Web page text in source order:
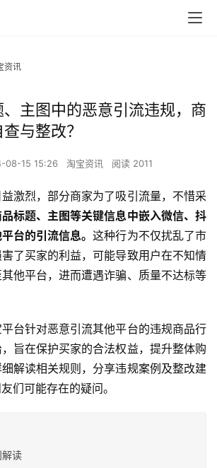
资讯
主图中的恶意引流违规，商
与整改？
08-15 15:26 淘宝资讯 阅读 2011
激烈，部分商家为了吸引流量，不惜采
标题、主图等关键信息中嵌入微信、抖
台的引流信息。这种行为不仅扰乱了市
了买家的利益，可能导致用户在不知情
他平台，进而遭遇诈骗、质量不达标等
台针对恶意引流其他平台的违规商品行
旨在保护买家的合法权益，提升整体购
解读相关规则，分享违规案例及整改建
们可能存在的疑问。
解读